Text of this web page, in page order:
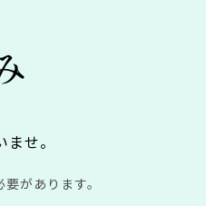
せ。
があります。